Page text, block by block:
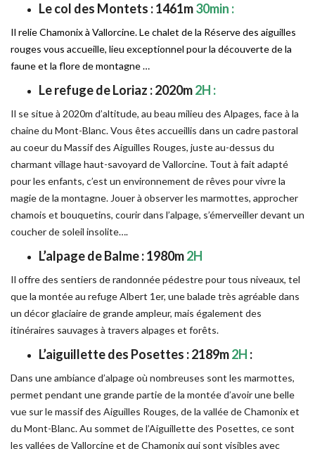
Le col des Montets : 1461m30min :
Il relie Chamonix à Vallorcine. Le chalet de la Réserve des aiguilles
rouges vous accueille, lieu exceptionnel pour la découverte de la
faune et la flore de montagne …
Le refuge de Loriaz : 2020m2H :
Il se situe à 2020m d’altitude, au beau milieu des Alpages, face à la
chaine du Mont-Blanc. Vous êtes accueillis dans un cadre pastoral
au coeur du Massif des Aiguilles Rouges, juste au-dessus du
charmant village haut-savoyard de Vallorcine. Tout à fait adapté
pour les enfants, c’est un environnement de rêves pour vivre la
magie de la montagne. Jouer à observer les marmottes, approcher
chamois et bouquetins, courir dans l’alpage, s’émerveiller devant un
coucher de soleil insolite….
L’alpage de Balme : 1980m2H
Il offre des sentiers de randonnée pédestre pour tous niveaux, tel
que la montée au refuge Albert 1er, une balade très agréable dans
un décor glaciaire de grande ampleur, mais également des
itinéraires sauvages à travers alpages et forêts.
L’aiguillette des Posettes : 2189m2H :
Dans une ambiance d’alpage où nombreuses sont les marmottes,
permet pendant une grande partie de la montée d’avoir une belle
vue sur le massif des Aiguilles Rouges, de la vallée de Chamonix et
du Mont-Blanc. Au sommet de l’Aiguillette des Posettes, ce sont
les vallées de Vallorcine et de Chamonix qui sont visibles avec